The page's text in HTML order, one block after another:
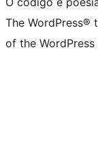
The WordPress®
of the WordPress